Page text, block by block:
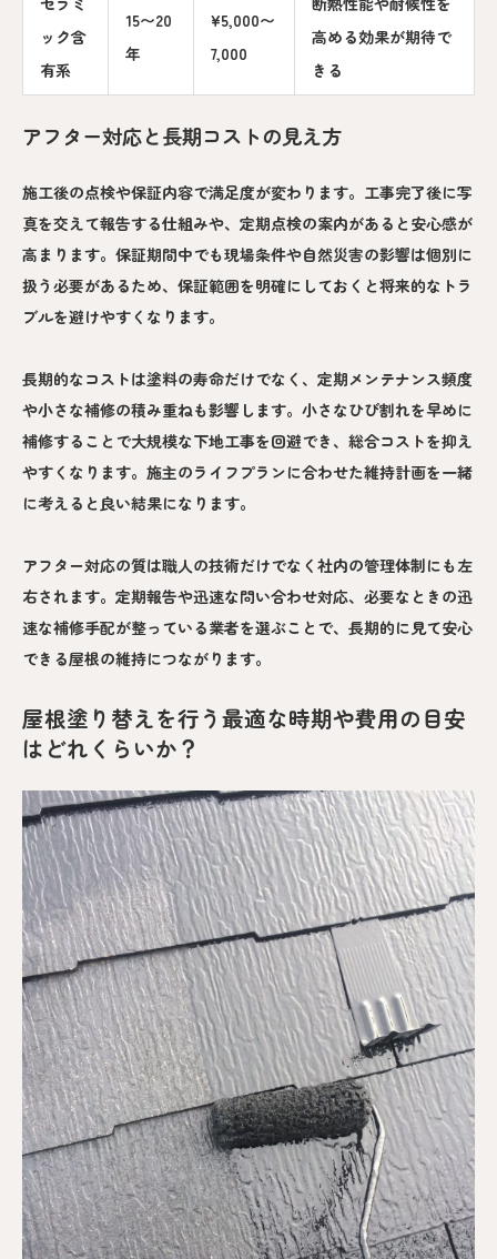
ック含
有系
15〜20
年
¥5,000〜
7,000
高める効果が期待で
きる
アフター対応と長期コストの見え方
施工後の点検や保証内容で満足度が変わります。工事完了後に写
真を交えて報告する仕組みや、定期点検の案内があると安心感が
高まります。保証期間中でも現場条件や自然災害の影響は個別に
扱う必要があるため、保証範囲を明確にしておくと将来的なトラ
ブルを避けやすくなります。
長期的なコストは塗料の寿命だけでなく、定期メンテナンス頻度
や小さな補修の積み重ねも影響します。小さなひび割れを早めに
補修することで大規模な下地工事を回避でき、総合コストを抑え
やすくなります。施主のライフプランに合わせた維持計画を一緒
に考えると良い結果になります。
アフター対応の質は職人の技術だけでなく社内の管理体制にも左
右されます。定期報告や迅速な問い合わせ対応、必要なときの迅
速な補修手配が整っている業者を選ぶことで、長期的に見て安心
できる屋根の維持につながります。
屋根塗り替えを行う最適な時期や費用の目安
はどれくらいか？